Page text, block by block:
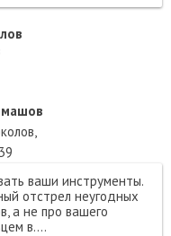
,
ваши инструменты.
отстрел неугодных
а не про вашего
в....